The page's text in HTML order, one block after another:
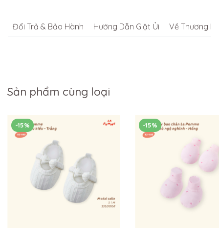
Đổi Trả & Bảo Hành Hướng Dẫn Giặt Ủi Về Thương
Sản phẩm cùng loại
-15% -15%